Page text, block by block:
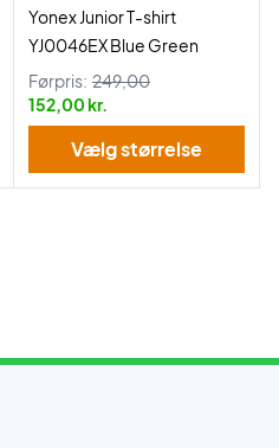
Yonex Junior T-shirt
YJ0046EX Blue Green
Førpris: 249,00
152,00 kr.
Vælg størrelse